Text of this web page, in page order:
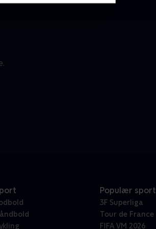
Populær sport
3F Superliga
Tour de France
FIFA VM 2026